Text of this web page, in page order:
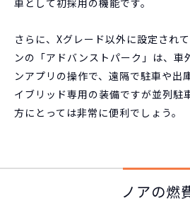
車として初採用の機能です。
さらに、Xグレード以外に設定され
ンの「アドバンストパーク」は、車
ンアプリの操作で、遠隔で駐車や出
イブリッド専用の装備ですが並列駐
方にとっては非常に便利でしょう。
ノアの燃